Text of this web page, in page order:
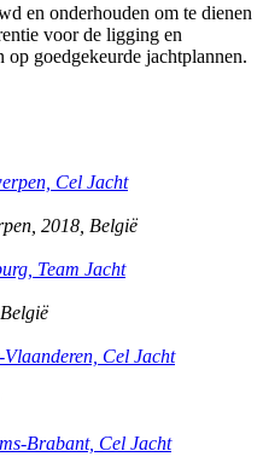
en onderhouden om te dienen
voor de ligging en
goedgekeurde jachtplannen.
Cel Jacht
2018 België
Team Jacht
België
Cel Jacht
Brabant, Cel Jacht